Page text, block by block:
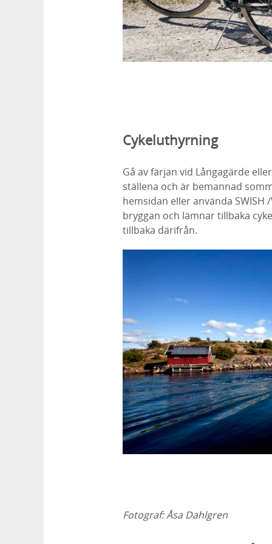
Cykeluthyrning
Gå av färjan vid Långagärde
ställena och är bemannad
hemsidan eller använda
bryggan och lämnar tillbaka
tillbaka därifrån.
Fotograf:Åsa Dahlgren